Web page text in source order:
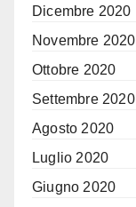
Dicembre 2020
Novembre 2020
Ottobre 2020
Settembre 2020
Agosto 2020
Luglio 2020
Giugno 2020